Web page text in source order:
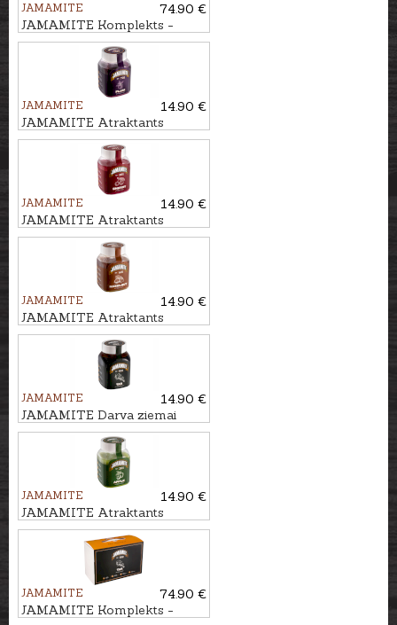
JAMAMITE
74.90 €
JAMAMITE Komplekts -
atraktants MELASE, 6gb
JAMAMITE
14.90 €
JAMAMITE Atraktants
PLŪME, 450ml
JAMAMITE
14.90 €
JAMAMITE Atraktants
ĶIRSIS, 450ml
JAMAMITE
14.90 €
JAMAMITE Atraktants
LAZDU RIEKSTI, 450ml
JAMAMITE
14.90 €
JAMAMITE Darva ziemai
TAR, 450ml
JAMAMITE
14.90 €
JAMAMITE Atraktants
ĀBOLS, 450ml
JAMAMITE
74.90 €
JAMAMITE Komplekts -